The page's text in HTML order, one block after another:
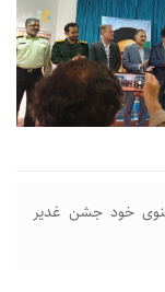
معنوی خود جشن غدیر